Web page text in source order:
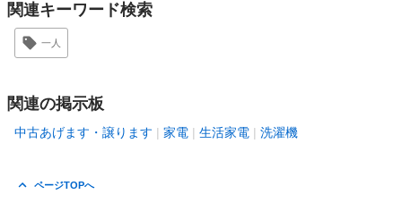
関連キーワード検索
一人
関連の掲示板
中古あげます・譲ります 家電 生活家電 洗濯機
ページTOPへ